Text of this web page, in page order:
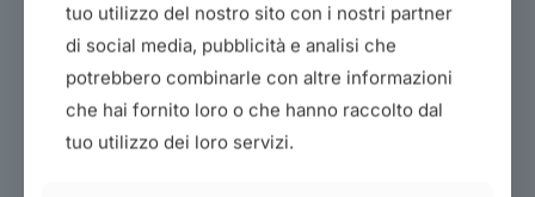
PARCHEGGIO : Lungomare Cristoforo Colombo,
84129 Salerno (SA)
P.IVA 06175580650
Newsletter
tuo utilizzo del nostro sito con i nostri partner
di social media, pubblicità e analisi che
potrebbero combinarle con altre informazioni
che hai fornito loro o che hanno raccolto dal
tuo utilizzo dei loro servizi.